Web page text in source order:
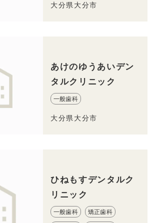
大分県大分市
あけのゆうあいデン
タルクリニック
一般歯科
大分県大分市
ひねもすデンタルク
リニック
一般歯科 矯正歯科